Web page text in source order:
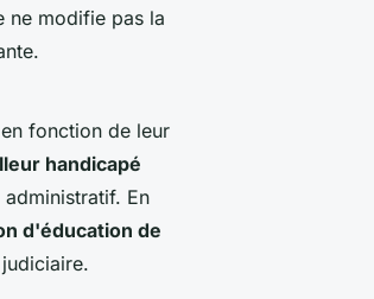
ne modifie pas la
fonction de leur
handicapé
En
d'éducation de